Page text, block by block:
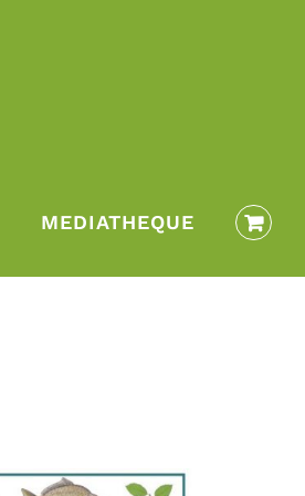
MEDIATHEQUE